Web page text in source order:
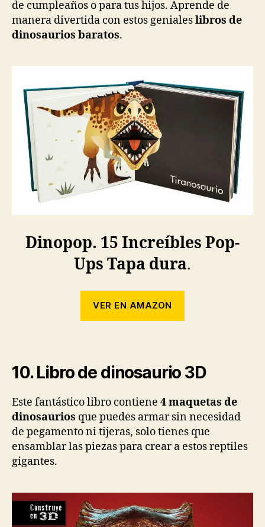
de cumpleaños o para tus hijos. Aprende de
manera divertida con estos genialeslibros de
dinosaurios baratos.
Dinopop. 15 Increíbles Pop-
Ups Tapa dura.
VER EN AMAZON
10. Libro de dinosaurio 3D
Este fantástico libro contiene 4 maquetas de
dinosaurios que puedes armar sin necesidad
de pegamento ni tijeras, solo tienes que
ensamblar las piezas para crear a estos reptiles
gigantes.